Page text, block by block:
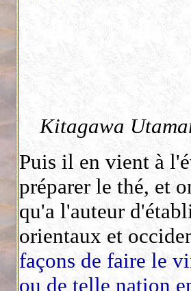
Kitagawa
Puis il en vient à
préparer le thé, et
qu'a l'auteur
orientaux et
façons de faire le
ou de telle nation